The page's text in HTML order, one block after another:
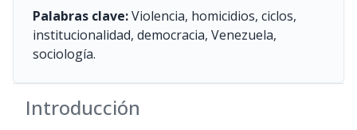
Palabras clave:Violencia, homicidios, ciclos,
institucionalidad, democracia, Venezuela,
sociología.
Introducción